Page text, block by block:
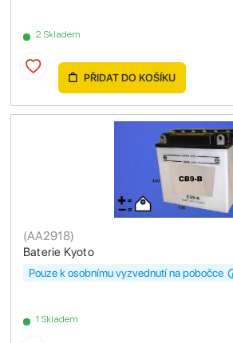
2 Skladem
PŘIDAT DO KOŠÍKU
Baterie Kyoto
(AA2918)
1 Skladem
Pouze k osobnímu vyzvednutí na pobočce